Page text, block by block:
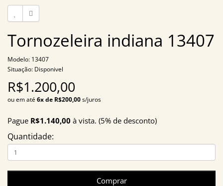
Tornozeleira indiana 13407
Modelo: 13407
Situação: Disponivel
R$1.200,00
ou em até6x de R$200,00s/juros
Pague R$1.140,00 à vista. (5% de desconto)
Quantidade:
Comprar